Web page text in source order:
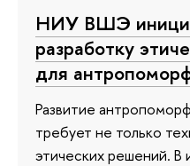
НИУ ВШЭ
разработку
для
Развитие
требует не только
этических решений. В